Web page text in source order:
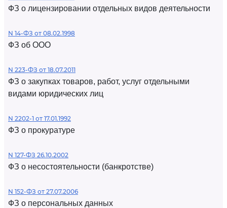
ФЗ о лицензировании отдельных видов деятельности
N 14-ФЗ от 08.02.1998
ФЗ об ООО
N 223-ФЗ от 18.07.2011
ФЗ о закупках товаров, работ, услуг отдельными
видами юридических лиц
N 2202-1 от 17.01.1992
ФЗ о прокуратуре
N 127-ФЗ 26.10.2002
ФЗ о несостоятельности (банкротстве)
N 152-ФЗ от 27.07.2006
ФЗ о персональных данных